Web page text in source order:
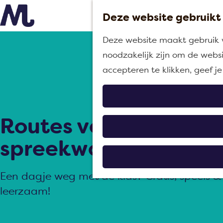
Deze website gebruikt
Deze website maakt gebruik
noodzakelijk zijn om de
accepteren te klikken, geef
G
d
h
m
e
Routes vol
spreekwoorden
Een dagje weg met de kids? Gratis, speels &
leerzaam!